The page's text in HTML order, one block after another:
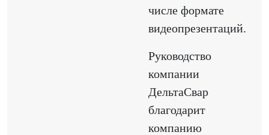
числе формате
видеопрезентаций.
Руководство
компании
ДельтаСвар
благодарит
компанию